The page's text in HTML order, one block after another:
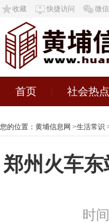
收藏 快捷访问 微
首页 社会热点
您的位置： 黄埔信息网 >生活常识
郑州火车
时